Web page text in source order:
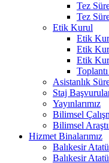
Tez
Tez
Etik Kurul
Etik
Etik
Etik
Asistanlık
Staj
Yayınlarımız
Bilimsel
Bilimsel
Hizmet Binalarımız
Balıkesir
Balıkesir